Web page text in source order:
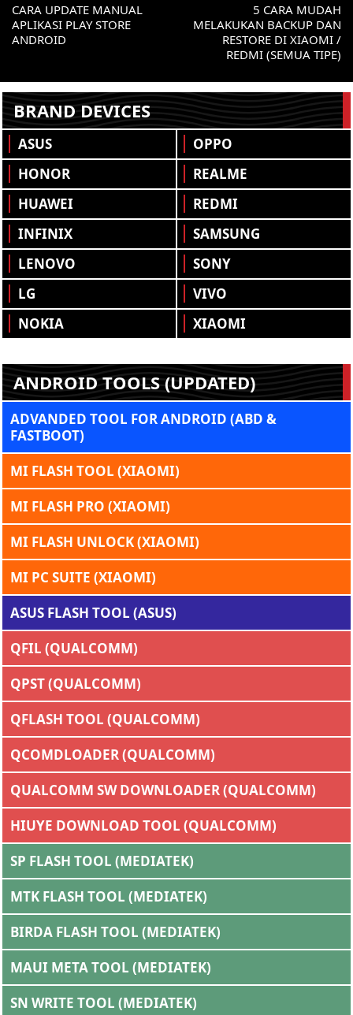
5 CARA MUDAH
MELAKUKAN BACKUP DAN
RESTORE DI XIAOMI /
REDMI (SEMUA TIPE)
CARA UPDATE MANUAL
APLIKASI PLAY STORE
ANDROID
BRAND DEVICES
ASUS
HONOR
HUAWEI
INFINIX
LENOVO
LG
NOKIA
OPPO
REALME
REDMI
SAMSUNG
SONY
VIVO
XIAOMI
ANDROID TOOLS (UPDATED)
ADVANDED TOOL FOR ANDROID (ABD &
FASTBOOT)
MI FLASH TOOL (XIAOMI)
MI FLASH PRO (XIAOMI)
MI FLASH UNLOCK (XIAOMI)
MI PC SUITE (XIAOMI)
ASUS FLASH TOOL (ASUS)
QFIL (QUALCOMM)
QPST (QUALCOMM)
QFLASH TOOL (QUALCOMM)
QCOMDLOADER (QUALCOMM)
QUALCOMM SW DOWNLOADER (QUALCOMM)
HIUYE DOWNLOAD TOOL (QUALCOMM)
SP FLASH TOOL (MEDIATEK)
MTK FLASH TOOL (MEDIATEK)
BIRDA FLASH TOOL (MEDIATEK)
MAUI META TOOL (MEDIATEK)
SN WRITE TOOL (MEDIATEK)